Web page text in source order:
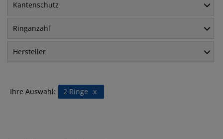
Kantenschutz
Ringanzahl
Hersteller
Ihre Auswahl: x
2 Ringe